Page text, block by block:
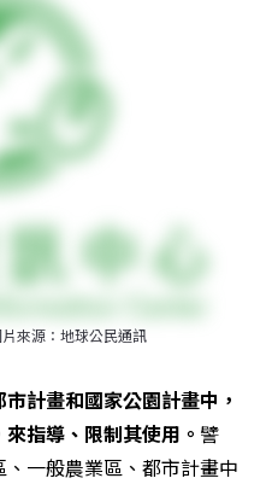
來源：地球公民通訊
計畫和國家公園計畫中，
指導、限制其使用。 譬
一般農業區、都市計畫中